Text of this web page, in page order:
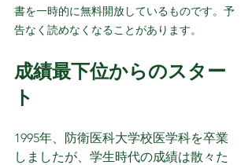
書を一時的に無料開放しているものです。予
告なく読めなくなることがあります。
成績最下位からのスター
ト
1995年、防衛医科大学校医学科を卒業
しましたが、学生時代の成績は散々た